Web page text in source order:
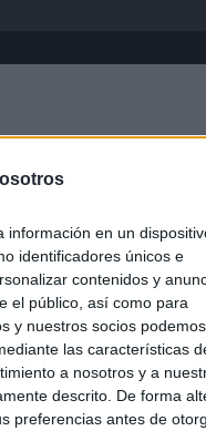
información en un
identificadores únicos e
contenidos y
el público, así como para
y nuestros socios
las características
a nosotros y a
descrito. De forma
preferencias antes de